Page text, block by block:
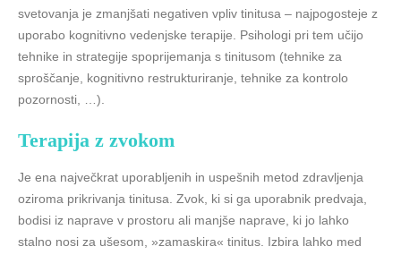
svetovanja je zmanjšati negativen vpliv tinitusa – najpogosteje z
uporabo kognitivno vedenjske terapije. Psihologi pri tem učijo
tehnike in strategije spoprijemanja s tinitusom (tehnike za
sproščanje, kognitivno restrukturiranje, tehnike za kontrolo
pozornosti, …).
Terapija z zvokom
Je ena največkrat uporabljenih in uspešnih metod zdravljenja
oziroma prikrivanja tinitusa. Zvok, ki si ga uporabnik predvaja,
bodisi iz naprave v prostoru ali manjše naprave, ki jo lahko
stalno nosi za ušesom, »zamaskira« tinitus. Izbira lahko med